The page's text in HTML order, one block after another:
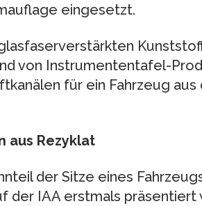
eingesetzt.
von Instrumententafel-
für ein Fahrzeug
aus Rezyklat
der Sitze eines
der IAA erstmals präsentiert